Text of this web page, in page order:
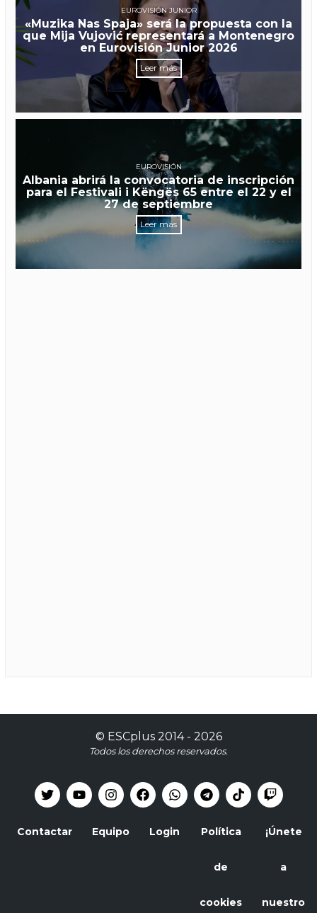
EUROVISIÓN JUNIOR
«Muzika Nas Spaja» será la propuesta con la
que Mija Vujović representará a Montenegro
en Eurovisión Junior 2026
Leer más
EUROVISIÓN
Albania abrirá la convocatoria de inscripción
para el Festivali i Këngës 65 entre el 22 y el
27 de septiembre
Leer más
© ESCplus2014 - 2026
Todos los derechos reservados.
Contactar Equipo Login Política
de
cookies
¡Únete
a
nuestro